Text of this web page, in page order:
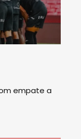
empate a